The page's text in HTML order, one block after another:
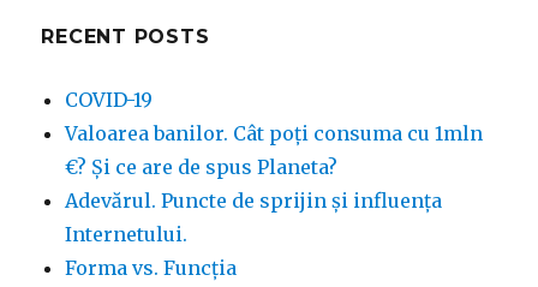
RECENT POSTS
COVID-19
Valoarea banilor. Cât poți consuma cu 1mln
€? Și ce are de spus Planeta?
Adevărul. Puncte de sprijin și influența
Internetului.
Forma vs. Funcția